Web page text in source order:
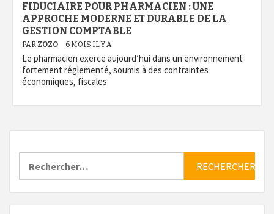
FIDUCIAIRE POUR PHARMACIEN : UNE
APPROCHE MODERNE ET DURABLE DE LA
GESTION COMPTABLE
PAR ZOZO 6 MOIS IL Y A
Le pharmacien exerce aujourd’hui dans un environnement
fortement réglementé, soumis à des contraintes
économiques, fiscales